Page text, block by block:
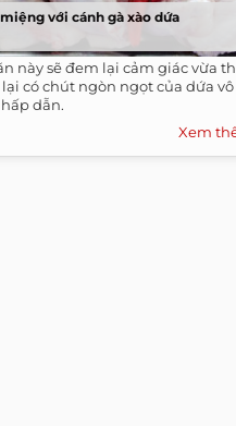
với cánh gà xào dứa
này sẽ đem lại cảm giác vừa
có chút ngòn ngọt của dứa vô
dẫn.
Xem